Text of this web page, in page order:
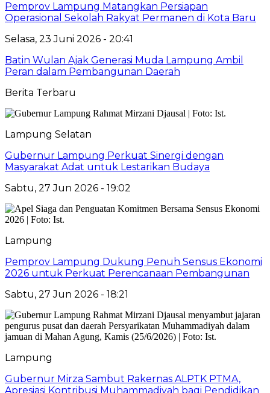
Pemprov Lampung Matangkan Persiapan
Operasional Sekolah Rakyat Permanen di Kota Baru
Selasa, 23 Juni 2026 - 20:41
Batin Wulan Ajak Generasi Muda Lampung Ambil
Peran dalam Pembangunan Daerah
Berita Terbaru
Lampung Selatan
Gubernur Lampung Perkuat Sinergi dengan
Masyarakat Adat untuk Lestarikan Budaya
Sabtu, 27 Jun 2026 - 19:02
Lampung
Pemprov Lampung Dukung Penuh Sensus Ekonomi
2026 untuk Perkuat Perencanaan Pembangunan
Sabtu, 27 Jun 2026 - 18:21
Lampung
Gubernur Mirza Sambut Rakernas ALPTK PTMA,
Apresiasi Kontribusi Muhammadiyah bagi Pendidikan